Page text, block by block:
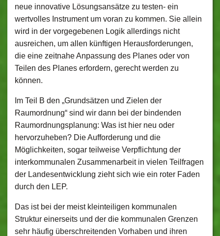
neue innovative Lösungsansätze zu testen- ein
wertvolles Instrument um voran zu kommen. Sie allein
wird in der vorgegebenen Logik allerdings nicht
ausreichen, um allen künftigen Herausforderungen,
die eine zeitnahe Anpassung des Planes oder von
Teilen des Planes erfordern, gerecht werden zu
können.
Im Teil B den „Grundsätzen und Zielen der
Raumordnung“ sind wir dann bei der bindenden
Raumordnungsplanung: Was ist hier neu oder
hervorzuheben? Die Aufforderung und die
Möglichkeiten, sogar teilweise Verpflichtung der
interkommunalen Zusammenarbeit in vielen Teilfragen
der Landesentwicklung zieht sich wie ein roter Faden
durch den LEP.
Das ist bei der meist kleinteiligen kommunalen
Struktur einerseits und der die kommunalen Grenzen
sehr häufig überschreitenden Vorhaben und ihren